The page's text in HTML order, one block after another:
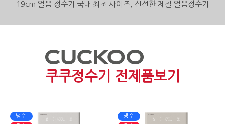
19cm 얼음 정수기 국내 최초 사이즈, 신선한 제철 얼음정수기
쿠쿠정수기 전제품보기
냉수
냉수